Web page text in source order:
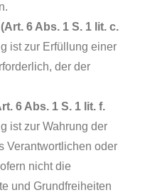
6 Abs. 1 S. 1 lit. c.
ist zur Erfüllung einer
der der
6 Abs. 1 S. 1 lit. f.
ist zur Wahrung der
Verantwortlichen oder
nicht die
und Grundfreiheiten